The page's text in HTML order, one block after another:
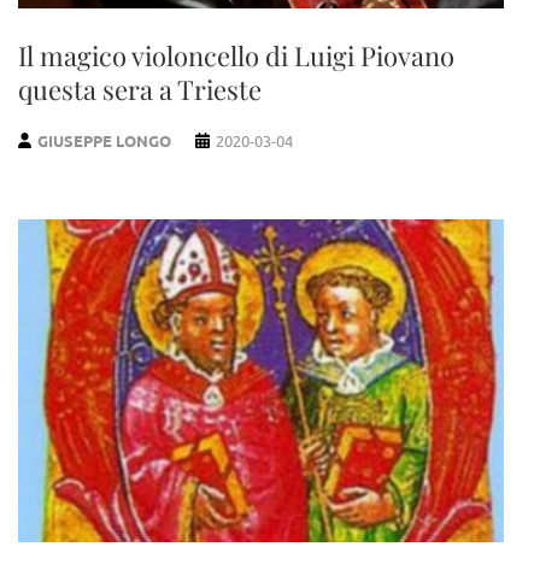
Il magico violoncello di Luigi Piovano
questa sera a Trieste
GIUSEPPE LONGO 2020-03-04